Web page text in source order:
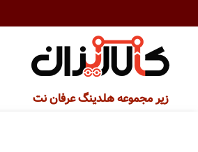
زیر مجموعه هلدینگ عرفان نت